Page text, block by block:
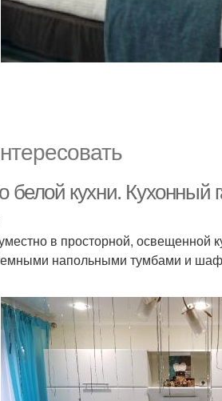
кухни. Кухонный
в просторной, освещенной
напольными тумбами и